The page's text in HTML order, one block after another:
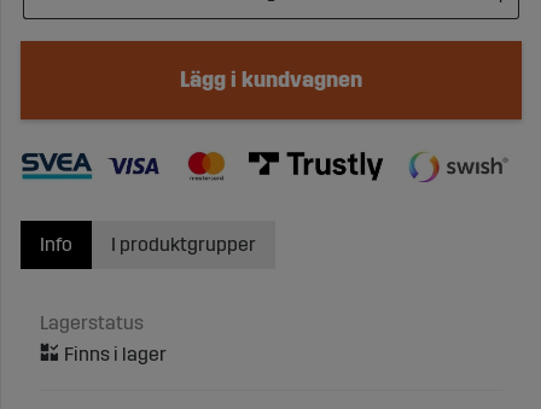
Lägg i kundvagnen
Info
Lagerstatus
I produktgrupper